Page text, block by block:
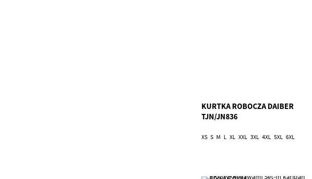
KURTKA ROBOCZA DAIBER
TJN/JN836
XS S M L XL XXL 3XL 4XL 5XL 6XL